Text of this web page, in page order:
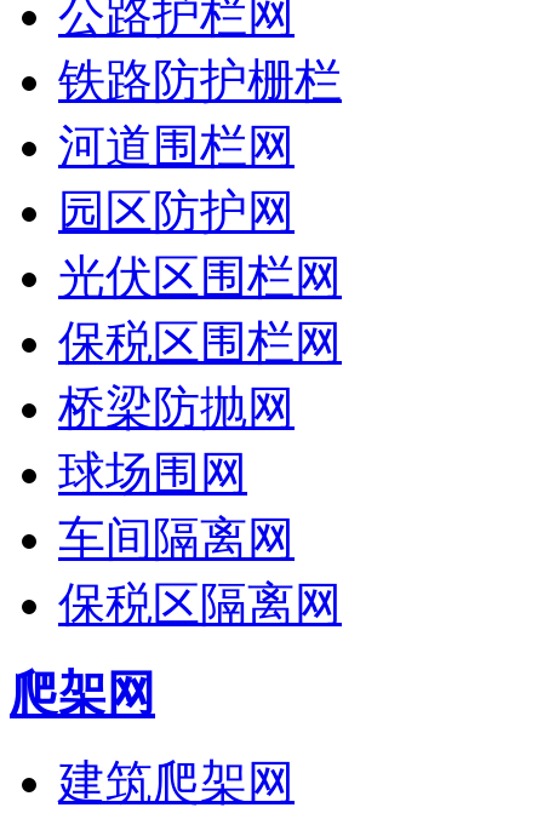
公路护栏网
铁路防护栅栏
河道围栏网
园区防护网
光伏区围栏网
保税区围栏网
桥梁防抛网
球场围网
车间隔离网
保税区隔离网
爬架网
建筑爬架网